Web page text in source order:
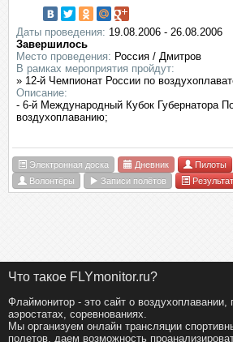
Даты проведения: 19.08.2006 - 26.08.2006
Завершилось
Место проведения: Россия / Дмитров
В рамках мероприятия пройдут:
» 12-й Чемпионат России по
Описание:
- 6-й Международный Кубок Губернатора
воздухоплаванию;
Электронная доска Дневник Пилоты
Волонтёры
Записи полётов
Что такое FLYmonitor.ru?
Флаймонитор - это сайт о воздухоплавании,
аэростатах, соревнованиях.
Мы организуем онлайн трансляции
полетов, даем возможность